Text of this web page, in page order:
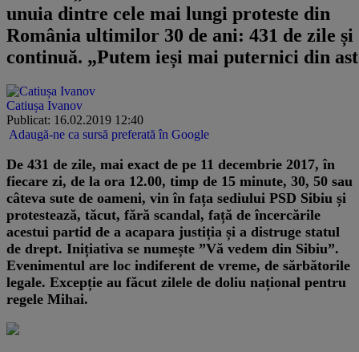
unuia dintre cele mai lungi proteste din
România ultimilor 30 de ani: 431 de zile și
continuă. „Putem ieși mai puternici din
Catiușa Ivanov
Publicat: 16.02.2019 12:40
Adaugă-ne ca sursă preferată în Google
De 431 de zile, mai exact de pe 11 decembrie 2017, în
fiecare zi, de la ora 12.00, timp de 15 minute, 30, 50 sau
câteva sute de oameni, vin în fața sediului PSD Sibiu și
protestează, tăcut, fără scandal, față de încercările
acestui partid de a acapara justiția și a distruge statul
de drept. Inițiativa se numește ”Vă vedem din Sibiu”.
Evenimentul are loc indiferent de vreme, de sărbătorile
legale. Excepție au făcut zilele de doliu național pentru
regele Mihai.